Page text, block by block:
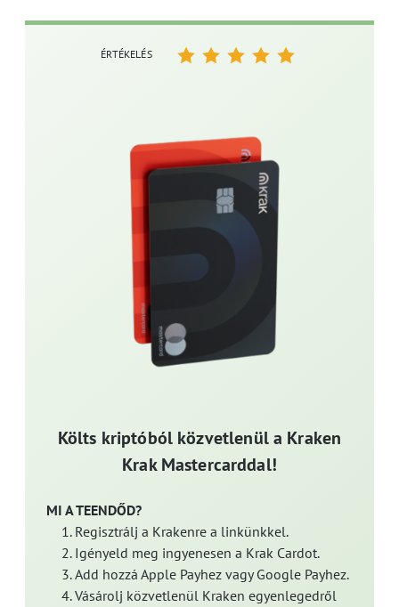
Költs kriptóból közvetlenül a Kraken
Krak Mastercarddal!
MI A TEENDŐD?
Regisztrálj a Krakenre a linkünkkel.
Igényeld meg ingyenesen a Krak Cardot.
Add hozzá Apple Payhez vagy Google Payhez.
Vásárolj közvetlenül Kraken egyenlegedről
ÉRTÉKELÉS